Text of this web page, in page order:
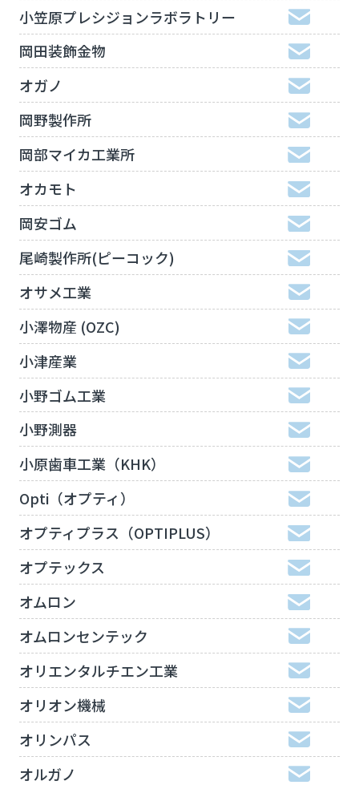
小笠原プレシジョンラボラトリー
岡田装飾金物
オガノ
岡野製作所
岡部マイカ工業所
オカモト
岡安ゴム
尾崎製作所(ピーコック)
オサメ工業
小澤物産 (OZC)
小津産業
小野ゴム工業
小野測器
小原歯車工業（KHK）
Opti（オプティ）
オプティプラス（OPTIPLUS）
オプテックス
オムロン
オムロンセンテック
オリエンタルチエン工業
オリオン機械
オリンパス
オルガノ